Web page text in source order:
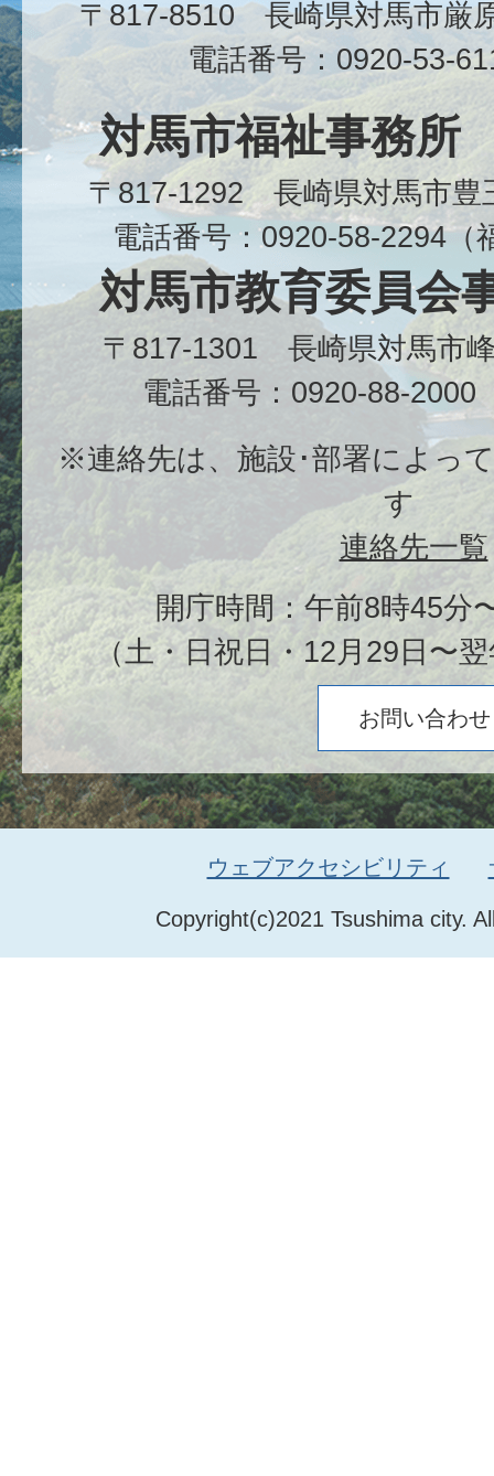
〒817-8510 長崎県対馬市
電話番号：0920-53-
対馬市福祉事務所
〒817-1292 長崎県対馬市
電話番号：0920-58-2294（
対馬市教育委員会
〒817-1301 長崎県対馬市
電話番号：0920-88-2000
※連絡先は、施設･部署によっ
す
連絡先一覧
開庁時間：午前8時45分
（土・日祝日・12月29日〜
お問い合わせ
Copyright(c)2021 Tsushima city.
ウェブアクセシビリティ